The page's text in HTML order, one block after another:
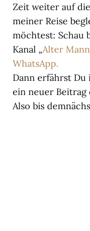
Zeit weiter auf
meiner Reise
möchtest: Schau
Kanal „Alter
WhatsApp.
Dann erfährst Du
ein neuer Beitrag
Also bis